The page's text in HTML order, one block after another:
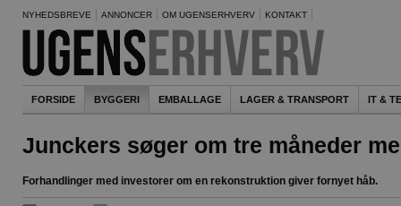
NYHEDSBREVE ANNONCER OM UGENSERHVERV KONTAKT
FORSIDE BYGGERI EMBALLAGE LAGER & TRANSPORT IT &
Junckers søger om tre måneder
Forhandlinger med investorer om en rekonstruktion giver fornyet håb.